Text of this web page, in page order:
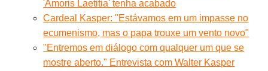
'Amoris Laetitia' tenha acabado
Cardeal Kasper: "Estávamos em um impasse no
ecumenismo, mas o papa trouxe um vento novo"
"Entremos em diálogo com qualquer um que se
mostre aberto." Entrevista com Walter Kasper